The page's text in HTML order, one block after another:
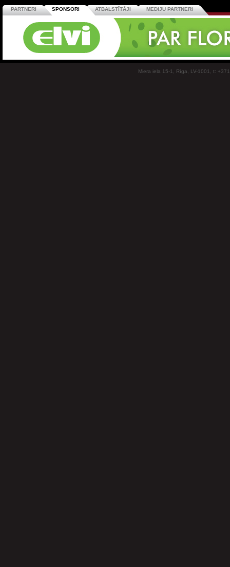
PARTNERI SPONSORI ATBALSTĪTĀJI MEDIJU PARTNERI
Miera iela 15-1, Rīga, LV-1001, t: